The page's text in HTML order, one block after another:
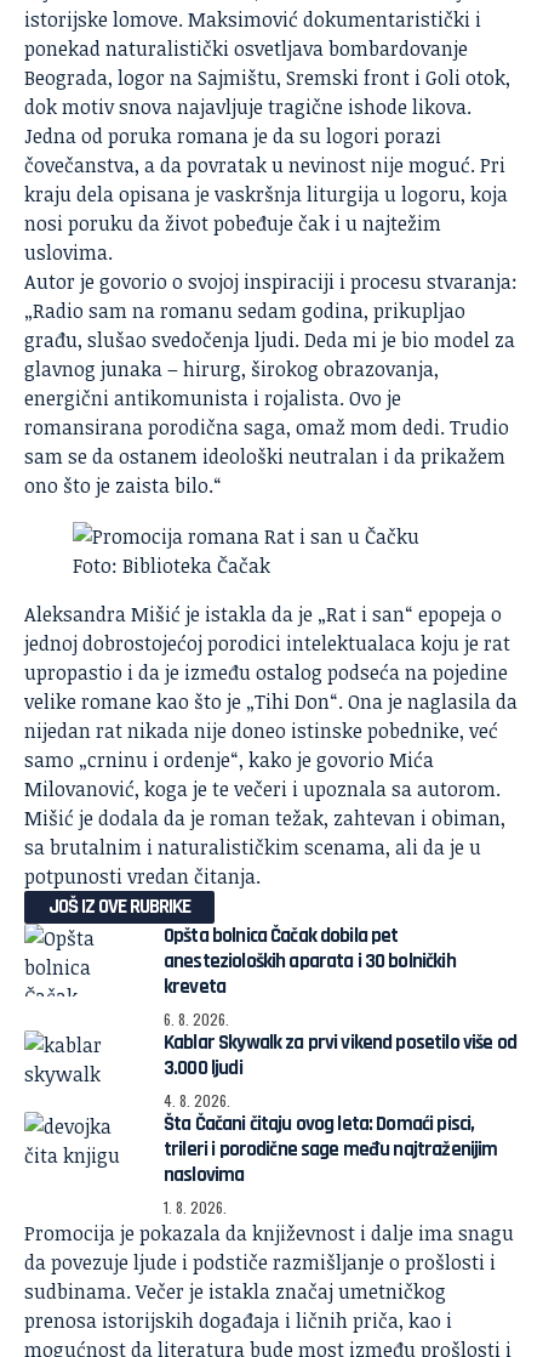
istorijske lomove. Maksimović dokumentaristički i
ponekad naturalistički osvetljava bombardovanje
Beograda, logor na Sajmištu, Sremski front i Goli otok,
dok motiv snova najavljuje tragične ishode likova.
Jedna od poruka romana je da su logori porazi
čovečanstva, a da povratak u nevinost nije moguć. Pri
kraju dela opisana je vaskršnja liturgija u logoru, koja
nosi poruku da život pobeđuje čak i u najtežim
uslovima.
Autor je govorio o svojoj inspiraciji i procesu stvaranja:
„Radio sam na romanu sedam godina, prikupljao
građu, slušao svedočenja ljudi. Deda mi je bio model za
glavnog junaka – hirurg, širokog obrazovanja,
energični antikomunista i rojalista. Ovo je
romansirana porodična saga, omaž mom dedi. Trudio
sam se da ostanem ideološki neutralan i da prikažem
ono što je zaista bilo.“
Foto: Biblioteka Čačak
Aleksandra Mišić je istakla da je „Rat i san“ epopeja o
jednoj dobrostojećoj porodici intelektualaca koju je rat
upropastio i da je između ostalog podseća na pojedine
velike romane kao što je „Tihi Don“. Ona je naglasila da
nijedan rat nikada nije doneo istinske pobednike, već
samo „crninu i ordenje“, kako je govorio Mića
Milovanović, koga je te večeri i upoznala sa autorom.
Mišić je dodala da je roman težak, zahtevan i obiman,
sa brutalnim i naturalističkim scenama, ali da je u
potpunosti vredan čitanja.
JOŠ IZ OVE RUBRIKE
Opšta bolnica Čačak dobila pet
anestezioloških aparata i 30 bolničkih
kreveta
6. 8. 2026.
Kablar Skywalk za prvi vikend posetilo više od
3.000 ljudi
4. 8. 2026.
Šta Čačani čitaju ovog leta: Domaći pisci,
trileri i porodične sage među najtraženijim
naslovima
1. 8. 2026.
Promocija je pokazala daknjiževnost i dalje ima snagu
da povezuje ljude i podstiče razmišljanje o prošlosti i
sudbinama. Večer je istakla značaj umetničkog
prenosa istorijskih događaja i ličnih priča, kao i
mogućnost da literatura bude most između prošlosti i